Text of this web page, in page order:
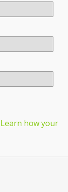
Learn how your